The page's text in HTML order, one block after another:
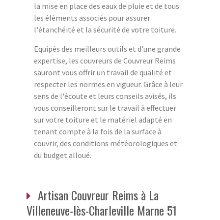
la mise en place des eaux de pluie et de tous
les éléments associés pour assurer
l'étanchéité et la sécurité de votre toiture.
Equipés des meilleurs outils et d'une grande
expertise, les couvreurs de Couvreur Reims
sauront vous offrir un travail de qualité et
respecter les normes en vigueur. Grâce à leur
sens de l'écoute et leurs conseils avisés, ils
vous conseilleront sur le travail à effectuer
sur votre toiture et le matériel adapté en
tenant compte à la fois de la surface à
couvrir, des conditions météorologiques et
du budget alloué.
Artisan Couvreur Reims à La
Villeneuve-lès-Charleville Marne 51